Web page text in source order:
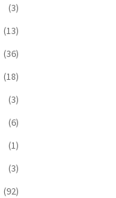
(3)
(13)
(36)
(18)
(3)
(6)
(1)
(3)
(92)